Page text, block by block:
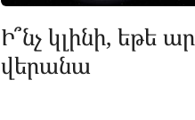
Ի՞նչ կլինի, եթե
վերանա